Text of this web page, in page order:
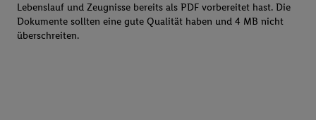
Lebenslauf und Zeugnisse bereits als PDF vorbereitet hast. Die
Dokumente sollten eine gute Qualität haben und 4 MB nicht
überschreiten.